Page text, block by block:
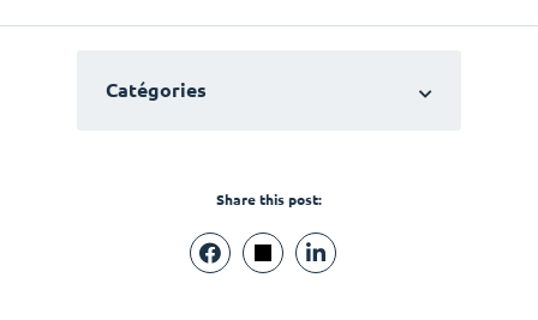
Catégories
Share this post: